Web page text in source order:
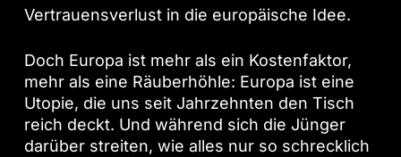
Vertrauensverlust in die europäische Idee.
Doch Europa ist mehr als ein Kostenfaktor,
mehr als eine Räuberhöhle: Europa ist eine
Utopie, die uns seit Jahrzehnten den Tisch
reich deckt. Und während sich die Jünger
darüber streiten, wie alles nur so schrecklich